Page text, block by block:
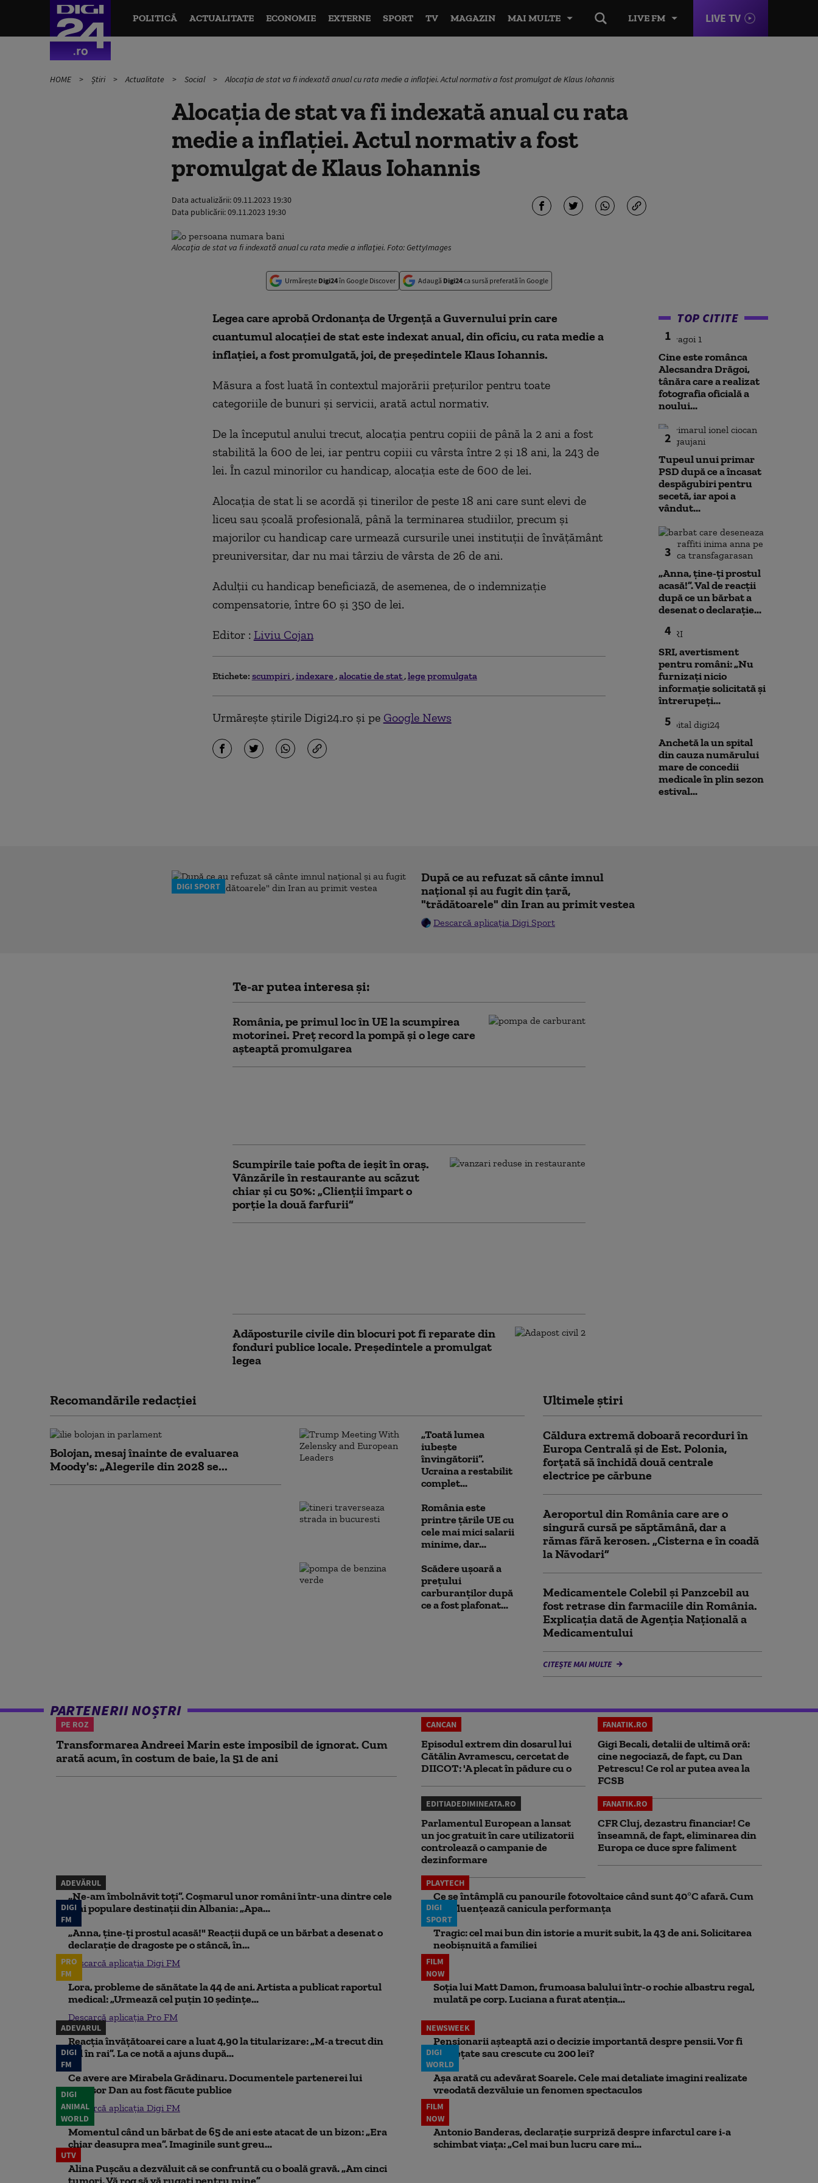
LIVE FM LIVE TV
POLITICĂ ACTUALITATE ECONOMIE EXTERNE SPORT TV MAGAZIN MAI MULTE
HOME Știri Actualitate Social Alocaţia de stat va fi indexată anual cu rata medie a inflaţiei. Actul normativ a fost promulgat de Klaus Iohannis
Alocaţia de stat va fi indexată anual cu rata
medie a inflaţiei. Actul normativ a fost
promulgat de Klaus Iohannis
Data actualizării:09.11.2023 19:30
Data publicării:09.11.2023 19:30
Alocaţia de stat va fi indexată anual cu rata medie a inflaţiei. Foto: GettyImages
Urmărește Digi24în Google Discover Adaugă Digi24ca sursă preferată în Google
Legea care aprobă Ordonanţa de Urgenţă a Guvernului prin care
cuantumul alocaţiei de stat este indexat anual, din oficiu, cu rata medie a
inflaţiei, a fost promulgată, joi, de preşedintele Klaus Iohannis.
Măsura a fost luată în contextul majorării preţurilor pentru toate
categoriile de bunuri şi servicii, arată actul normativ.
De la începutul anului trecut, alocaţia pentru copiii de până la 2 ani a fost
stabilită la 600 de lei, iar pentru copiii cu vârsta între 2 şi 18 ani, la 243 de
lei. În cazul minorilor cu handicap, alocaţia este de 600 de lei.
Alocaţia de stat li se acordă şi tinerilor de peste 18 ani care sunt elevi de
liceu sau şcoală profesională, până la terminarea studiilor, precum şi
majorilor cu handicap care urmează cursurile unei instituţii de învăţământ
preuniversitar, dar nu mai târziu de vârsta de 26 de ani.
Adulţii cu handicap beneficiază, de asemenea, de o indemnizaţie
compensatorie, între 60 şi 350 de lei.
Editor : Liviu Cojan
Etichete: scumpiri indexare alocatie de stat lege promulgata
Urmărește știrile Digi24.ro și pe Google News
TOP CITITE
1
Cine este românca
Alecsandra Drăgoi,
tânăra care a realizat
fotografia oficială a
noului...
2
Tupeul unui primar
PSD după ce a încasat
despăgubiri pentru
secetă, iar apoi a
vândut...
3
„Anna, ţine-ţi prostul
acasă!”. Val de reacții
după ce un bărbat a
desenat o declarație...
4
SRI, avertisment
pentru români: „Nu
furnizați nicio
informație solicitată și
întrerupeți...
5
Anchetă la un spital
din cauza numărului
mare de concedii
medicale în plin sezon
estival...
DIGI SPORT
După ce au refuzat să cânte imnul
naţional şi au fugit din ţară,
"trădătoarele" din Iran au primit vestea
Descarcă aplicația Digi Sport
Te-ar putea interesa și:
România, pe primul loc în UE la scumpirea
motorinei. Preț record la pompă și o lege care
așteaptă promulgarea
Scumpirile taie pofta de ieșit în oraș.
Vânzările în restaurante au scăzut
chiar și cu 50%: „Clienții împart o
porție la două farfurii”
Adăposturile civile din blocuri pot fi reparate din
fonduri publice locale. Președintele a promulgat
legea
Recomandările redacţiei
Bolojan, mesaj înainte de evaluarea
Moody's: „Alegerile din 2028 se...
„Toată lumea
iubește
învingătorii”.
Ucraina a restabilit
complet...
România este
printre țările UE cu
cele mai mici salarii
minime, dar...
Scădere ușoară a
prețului
carburanților după
ce a fost plafonat...
Ultimele știri
Căldura extremă doboară recorduri în
Europa Centrală și de Est. Polonia,
forțată să închidă două centrale
electrice pe cărbune
Aeroportul din România care are o
singură cursă pe săptămână, dar a
rămas fără kerosen. „Cisterna e în coadă
la Năvodari”
Medicamentele Colebil și Panzcebil au
fost retrase din farmaciile din România.
Explicația dată de Agenția Națională a
Medicamentului
CITEȘTE MAI MULTE
PARTENERII NOȘTRI
PE ROZ
Transformarea Andreei Marin este imposibil de ignorat. Cum
arată acum, în costum de baie, la 51 de ani
CANCAN
Episodul extrem din dosarul lui
Cătălin Avramescu, cercetat de
DIICOT: 'A plecat în pădure cu o
FANATIK.RO
Gigi Becali, detalii de ultimă oră:
cine negociază, de fapt, cu Dan
Petrescu! Ce rol ar putea avea la
FCSB
EDITIADEDIMINEATA.RO
Parlamentul European a lansat
un joc gratuit în care utilizatorii
controlează o campanie de
dezinformare
FANATIK.RO
CFR Cluj, dezastru financiar! Ce
înseamnă, de fapt, eliminarea din
Europa ce duce spre faliment
ADEVĂRUL
„Ne-am îmbolnăvit toți”. Coșmarul unor români într-una dintre cele
mai populare destinații din Albania: „Apa...
PLAYTECH
Ce se întâmplă cu panourile fotovoltaice când sunt 40°C afară. Cum
le influențează canicula performanța
DIGI
FM
„Anna, ţine-ţi prostul acasă!" Reacţii după ce un bărbat a desenat o
declaraţie de dragoste pe o stâncă, în...
Descarcă aplicația Digi FM
DIGI
SPORT
Tragic: cel mai bun din istorie a murit subit, la 43 de ani. Solicitarea
neobișnuită a familiei
PRO
FM
Lora, probleme de sănătate la 44 de ani. Artista a publicat raportul
medical: „Urmează cel puțin 10 ședințe...
Descarcă aplicația Pro FM
FILM
NOW
Soția lui Matt Damon, frumoasa balului într-o rochie albastru regal,
mulată pe corp. Luciana a furat atenția...
ADEVARUL
Reacția învățătoarei care a luat 4,90 la titularizare: „M-a trecut din
iad în rai”. La ce notă a ajuns după...
NEWSWEEK
Pensionarii așteaptă azi o decizie importantă despre pensii. Vor fi
înghețate sau crescute cu 200 lei?
DIGI
FM
Ce avere are Mirabela Grădinaru. Documentele partenerei lui
Nicușor Dan au fost făcute publice
Descarcă aplicația Digi FM
DIGI
WORLD
Așa arată cu adevărat Soarele. Cele mai detaliate imagini realizate
vreodată dezvăluie un fenomen spectaculos
DIGI
ANIMAL
WORLD
Momentul când un bărbat de 65 de ani este atacat de un bizon: „Era
chiar deasupra mea”. Imaginile sunt greu...
FILM
NOW
Antonio Banderas, declarație surpriză despre infarctul care i-a
schimbat viața: „Cel mai bun lucru care mi...
UTV
Alina Pușcău a dezvăluit că se confruntă cu o boală gravă. „Am cinci